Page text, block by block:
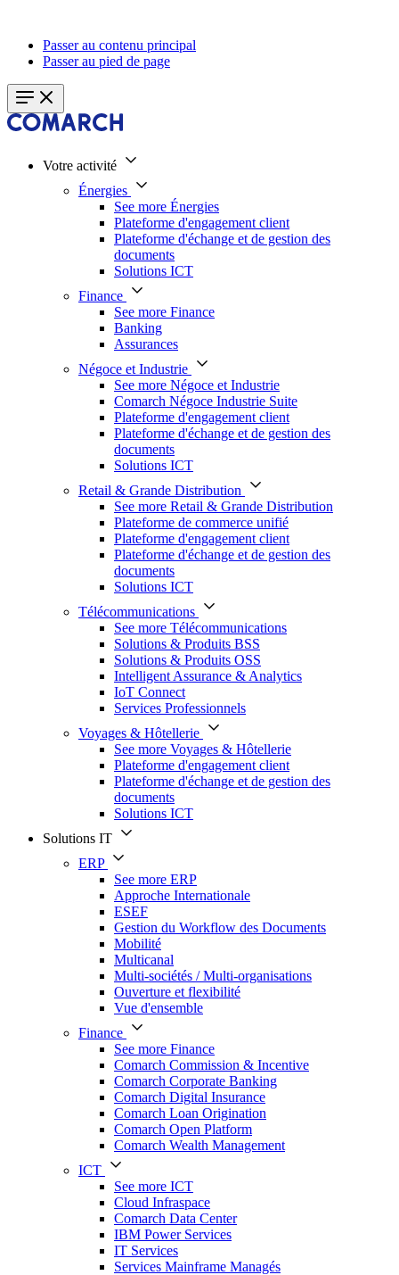
Passer au contenu principal
Passer au pied de page
Votre activité
Énergies
See more Énergies
Plateforme d'engagement client
Plateforme d'échange et de gestion des
documents
Solutions ICT
Finance
See more Finance
Banking
Assurances
Négoce et Industrie
See more Négoce et Industrie
Comarch Négoce Industrie Suite
Plateforme d'engagement client
Plateforme d'échange et de gestion des
documents
Solutions ICT
Retail & Grande Distribution
See more Retail & Grande Distribution
Plateforme de commerce unifié
Plateforme d'engagement client
Plateforme d'échange et de gestion des
documents
Solutions ICT
Télécommunications
See more Télécommunications
Solutions & Produits BSS
Solutions & Produits OSS
Intelligent Assurance & Analytics
IoT Connect
Services Professionnels
Voyages & Hôtellerie
See more Voyages & Hôtellerie
Plateforme d'engagement client
Plateforme d'échange et de gestion des
documents
Solutions ICT
Solutions IT
ERP
See more ERP
Approche Internationale
ESEF
Gestion du Workflow des Documents
Mobilité
Multicanal
Multi-sociétés / Multi-organisations
Ouverture et flexibilité
Vue d'ensemble
Finance
See more Finance
Comarch Commission & Incentive
Comarch Corporate Banking
Comarch Digital Insurance
Comarch Loan Origination
Comarch Open Platform
Comarch Wealth Management
ICT
See more ICT
Cloud Infraspace
Comarch Data Center
IBM Power Services
IT Services
Services Mainframe Managés